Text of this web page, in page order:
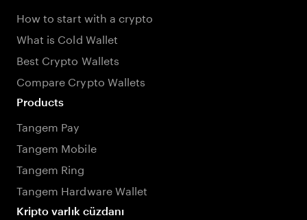
How to start with a crypto
What is Cold Wallet
Best Crypto Wallets
Compare Crypto Wallets
Products
Tangem Pay
Tangem Mobile
Tangem Ring
Tangem Hardware Wallet
Kripto varlık cüzdanı